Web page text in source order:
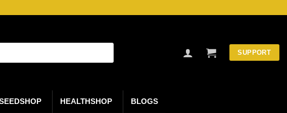
SUPPORT
HEALTHSHOP BLOGS